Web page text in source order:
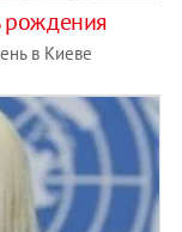
рождения
в Киеве